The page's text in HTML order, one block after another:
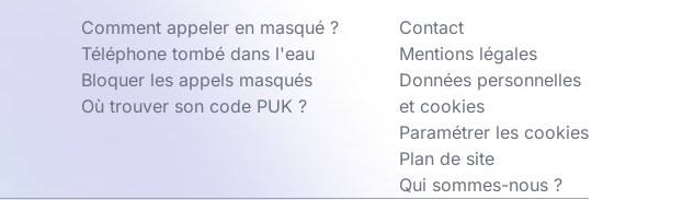
Comment appeler en masqué ?
Téléphone tombé dans l'eau
Bloquer les appels masqués
Où trouver son code PUK ?
Contact
Mentions légales
Données personnelles
et cookies
Paramétrer les cookies
Plan de site
Qui sommes-nous ?